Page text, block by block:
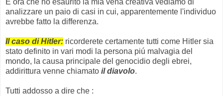
analizzare un paio di casi in cui, apparentemente l'individuo
avrebbe fatto la differenza.
Il caso di Hitler: ricorderete certamente tutti come Hitler sia
stato definito in vari modi la persona piú malvagia del
mondo, la causa principale del genocidio degli ebrei,
addirittura venne chiamato il diavolo.
Tutti addosso a dire che :